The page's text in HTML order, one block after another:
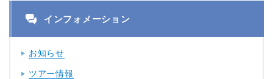
インフォメーション
お知らせ
ツアー情報